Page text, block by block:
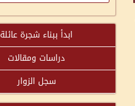
ابدأ ببناء شجرة عائلة
دراسات ومقالات
سجل الزوار